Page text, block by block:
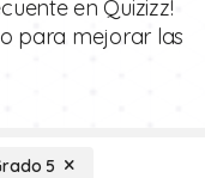
en Quizizz!
para mejorar las
5